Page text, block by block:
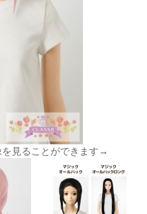
見ることができます→